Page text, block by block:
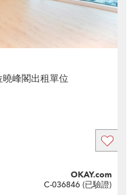
峰閣出租單位
OKAY.com
C-036846 (已驗證)